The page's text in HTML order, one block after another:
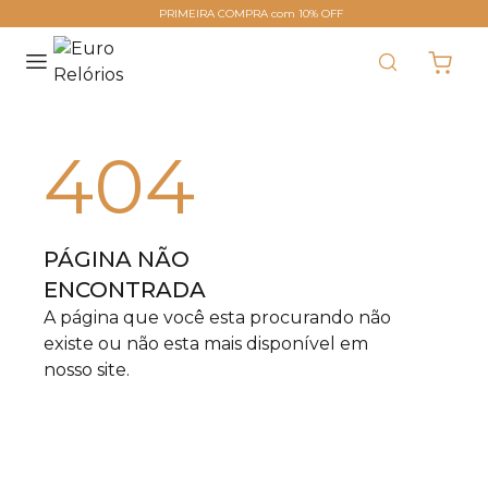
PRIMEIRA COMPRA com 10% OFF
404
PÁGINA NÃO
ENCONTRADA
A página que você esta procurando não
existe ou não esta mais disponível em
nosso site.